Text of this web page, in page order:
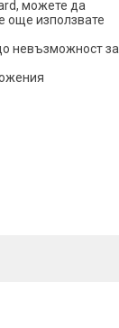
можете да
още използвате
невъзможност за